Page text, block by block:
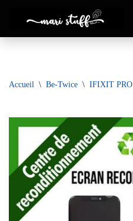
Aller
contenu
Accueil \ Be-Twice \ IFIXIT PRO